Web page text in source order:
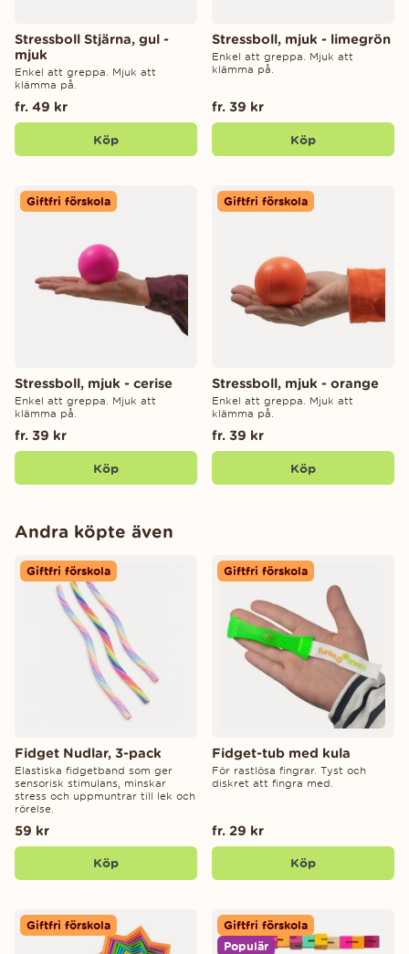
Stressboll Stjärna, gul -
mjuk
Enkel att greppa. Mjuk att
klämma på.
fr. 49 kr
Köp
Stressboll, mjuk - limegrön
Enkel att greppa. Mjuk att
klämma på.
fr. 39 kr
Köp
Giftfri förskola
Stressboll, mjuk - cerise
Enkel att greppa. Mjuk att
klämma på.
fr. 39 kr
Köp
Giftfri förskola
Stressboll, mjuk - orange
Enkel att greppa. Mjuk att
klämma på.
fr. 39 kr
Köp
Andra köpte även
Giftfri förskola
Fidget Nudlar, 3-pack
Elastiska fidgetband som ger
sensorisk stimulans, minskar
stress och uppmuntrar till lek och
rörelse.
59 kr
Köp
Giftfri förskola
Fidget-tub med kula
För rastlösa fingrar. Tyst och
diskret att fingra med.
fr. 29 kr
Köp
Giftfri förskola
Giftfri förskola
Populär